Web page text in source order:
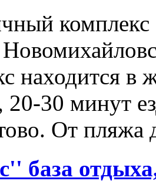
находится в
20-30 минут
От
база